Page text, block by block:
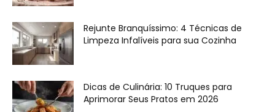
Rejunte Branquíssimo: 4 Técnicas de
Limpeza Infalíveis para sua Cozinha
Dicas de Culinária: 10 Truques para
Aprimorar Seus Pratos em 2026